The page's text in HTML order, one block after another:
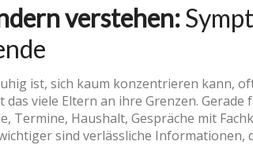
verstehen:
ist, sich kaum konzentrieren kann,
viele Eltern an ihre Grenzen. Gerade
Termine, Haushalt, Gespräche mit
sind verlässliche